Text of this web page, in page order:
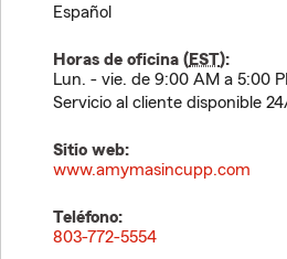
Español
Horas de oficina (EST):
Lun. - vie. de 9:00 AM a 5:00
Servicio al cliente disponible
Sitio web:
www.amymasincupp.com
Teléfono:
803-772-5554